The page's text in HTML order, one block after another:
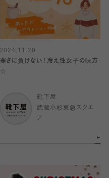
2024.11.20
寒さに負けない！冷え性女子の味方
☆
靴下屋
武蔵小杉東急スクエ
ア